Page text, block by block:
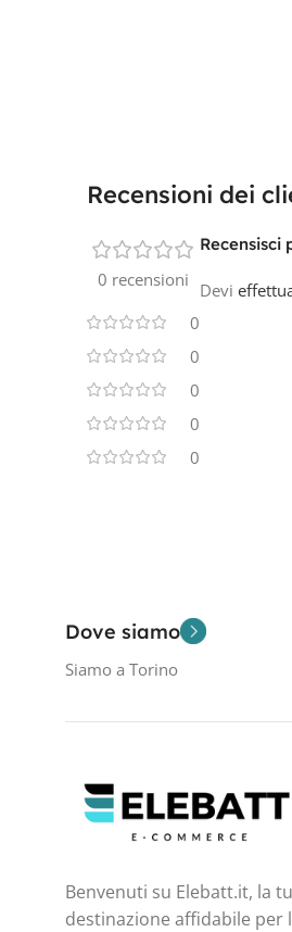
Recensioni dei
0 recensioni
0
0
0
0
0
Recensisci
Devi
Dove siamo
Siamo a Torino
Benvenuti su Elebatt.it, la
destinazione affidabile per